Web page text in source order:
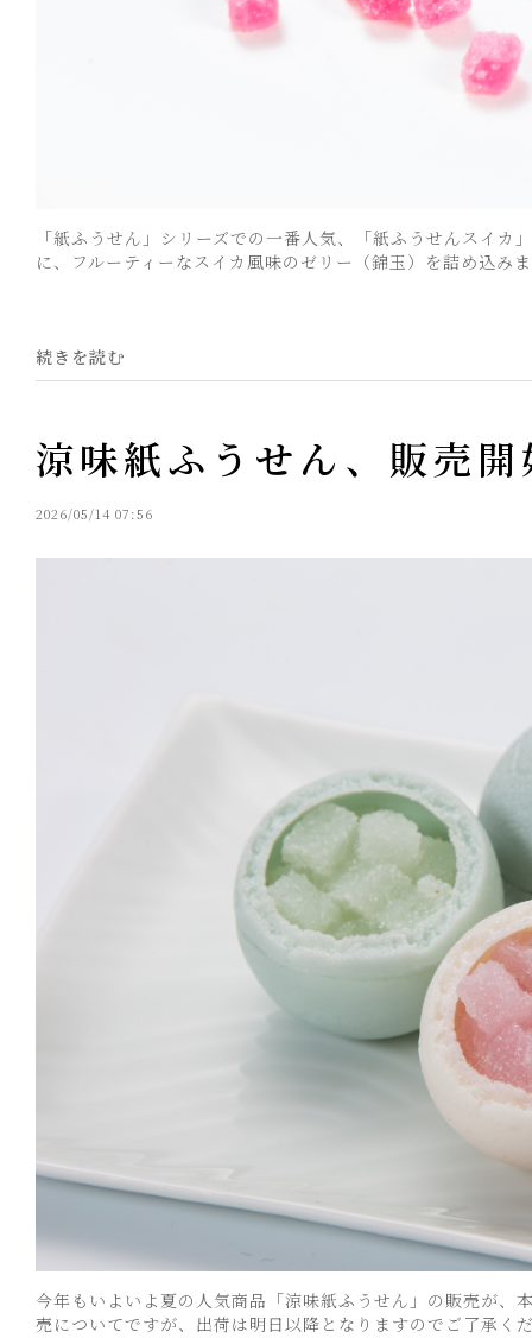
「紙ふうせん」シリーズでの一番人気、「紙ふうせんスイ
に、フルーティーなスイカ風味のゼリー（錦玉）を詰め込み
続きを読む
涼味紙ふうせん、販売
2026/05/14 07:56
今年もいよいよ夏の人気商品「涼味紙ふうせん」の販売が、
売についてですが、出荷は明日以降となりますのでご了承く